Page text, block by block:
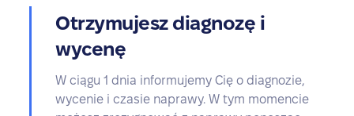
Otrzymujesz diagnozę i
wycenę
W ciągu 1 dnia informujemy Cię o diagnozie,
wycenie i czasie naprawy. W tym momencie